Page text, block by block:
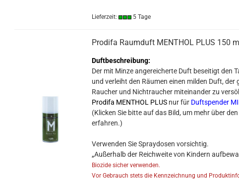
Lieferzeit: 5 Tage
Prodifa Raumduft MENTHOL PLUS 150
Duftbeschreibung:
Der mit Minze angereicherte Duft beseitigt den
und verleiht den Räumen einen milden Duft, der
Raucher und Nichtraucher miteinander zu
Prodifa MENTHOL PLUS nur für Duftspender
​(Klicken Sie bitte auf das Bild, um mehr über
erfahren.)
Verwenden Sie Spraydosen vorsichtig.
„Außerhalb der Reichweite von Kindern
Biozide sicher verwenden.
Vor Gebrauch stets die Kennzeichnung und